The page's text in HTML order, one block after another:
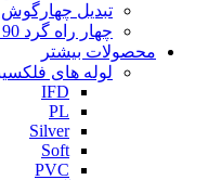
تبدیل چهارگوش
چهار راه گرد 90 و 45 درجه
محصولات بیشتر
لوله های
IFD
PL
Silver
Soft
PVC